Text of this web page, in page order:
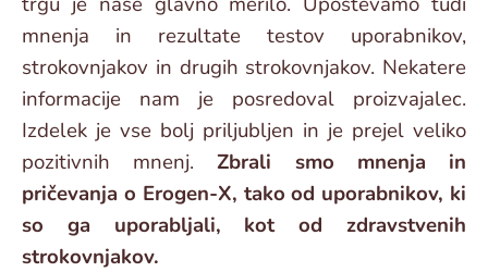
mnenja in rezultate testov uporabnikov,
strokovnjakov in drugih strokovnjakov. Nekatere
informacije nam je posredoval proizvajalec.
Izdelek je vse bolj priljubljen in je prejel veliko
pozitivnih mnenj.Zbrali smo mnenja in
pričevanja o Erogen-X, tako od uporabnikov, ki
so ga uporabljali, kot od zdravstvenih
strokovnjakov.